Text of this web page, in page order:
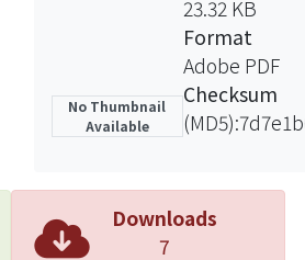
No Thumbnail
Available
23.32 KB
Format
Adobe PDF
Checksum
Downloads
7